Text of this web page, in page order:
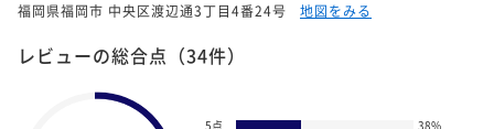
福岡県福岡市 中央区渡辺通3丁目4番24号 地図をみる
レビューの総合点 （34件）
5点 38%